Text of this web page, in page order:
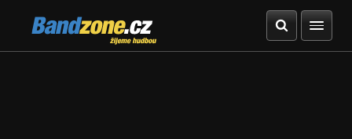
Bandzone.cz
žijeme hudbou